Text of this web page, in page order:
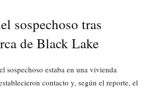
sospechoso tras
de Black Lake
sospechoso estaba en una vivienda
contacto y, según el reporte, el